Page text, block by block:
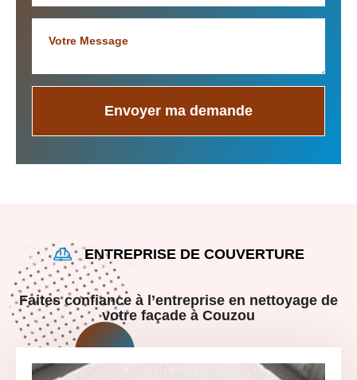
ENTREPRISE DE COUVERTURE
Faites confiance à l’entreprise en nettoyage de
votre façade à Couzou